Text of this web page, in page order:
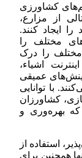
کشاورزی
از مزارع،
ایجاد کنند.
مختلف را
مختلف را درک
اشیاء،
عمیقی
با توانایی
کشاورزان
که بهره‌وری و
استفاده از
همچنین برای